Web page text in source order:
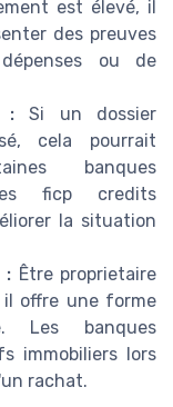
est élevé, il
des preuves
ou de
: Si un dossier
cela pourrait
banques
ficp credits
la situation
: Être proprietaire
offre une forme
Les banques
immobiliers lors
rachat.